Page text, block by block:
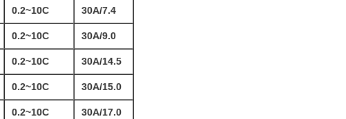
0.2~10C 30A/7.4
0.2~10C 30A/9.0
0.2~10C 30A/14.5
0.2~10C 30A/15.0
0.2~10C 30A/17.0